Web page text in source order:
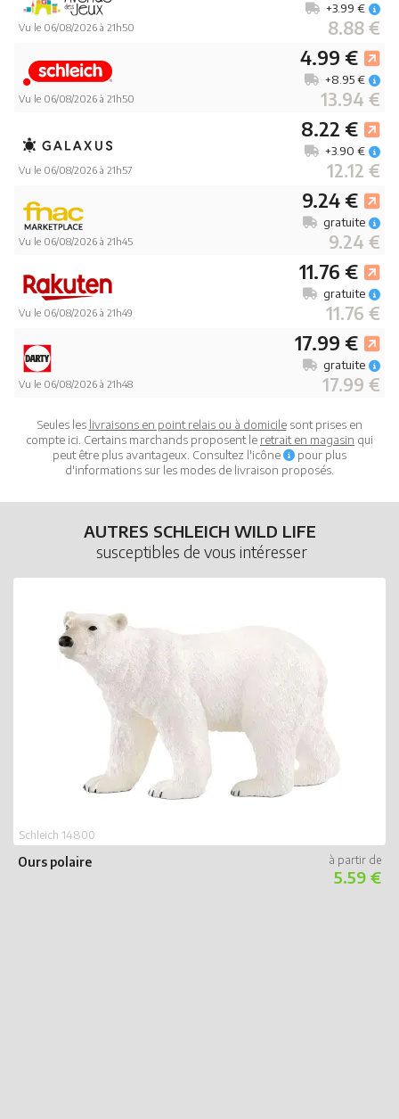
Vu le 06/08/2026 à 21h50 8.88 €
+3.99 €
Vu le 06/08/2026 à 21h50
4.99 €
13.94 €
+8.95 €
Vu le 06/08/2026 à 21h57
8.22 €
12.12 €
+3.90 €
Vu le 06/08/2026 à 21h45
9.24 €
9.24 €
gratuite
Vu le 06/08/2026 à 21h49
11.76 €
11.76 €
gratuite
Vu le 06/08/2026 à 21h48
17.99 €
17.99 €
gratuite
Seules les livraisons en point relais ou à domicilesont prises en
compte ici. Certains marchands proposent le retrait en magasin qui
peut être plus avantageux. Consultez l'icône
pour plus
d'informations sur les modes de livraison proposés.
AUTRES SCHLEICH WILD LIFE
susceptibles de vous intéresser
Ours polaire
Schleich 14800
5.59 €